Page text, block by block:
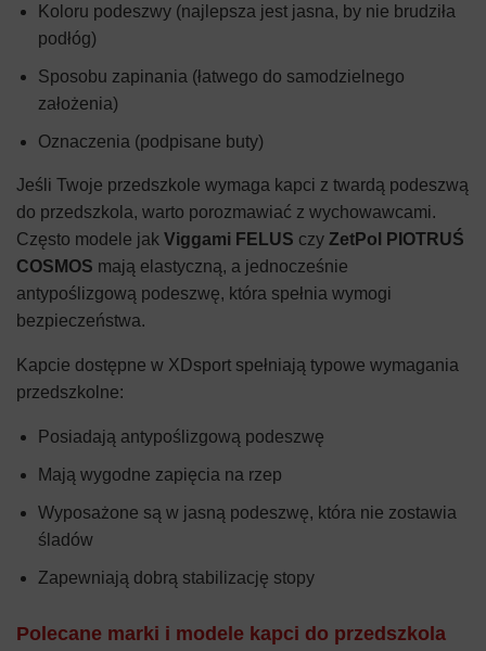
Koloru podeszwy (najlepsza jest jasna, by nie brudziła
podłóg)
Sposobu zapinania (łatwego do samodzielnego
założenia)
Oznaczenia (podpisane buty)
Jeśli Twoje przedszkole wymaga kapci z twardą podeszwą
do przedszkola, warto porozmawiać z wychowawcami.
Często modele jak Viggami FELUS czy ZetPol PIOTRUŚ
COSMOS mają elastyczną, a jednocześnie
antypoślizgową podeszwę, która spełnia wymogi
bezpieczeństwa.
Kapcie dostępne w XDsport spełniają typowe wymagania
przedszkolne:
Posiadają antypoślizgową podeszwę
Mają wygodne zapięcia na rzep
Wyposażone są w jasną podeszwę, która nie zostawia
śladów
Zapewniają dobrą stabilizację stopy
Polecane marki i modele kapci do przedszkola